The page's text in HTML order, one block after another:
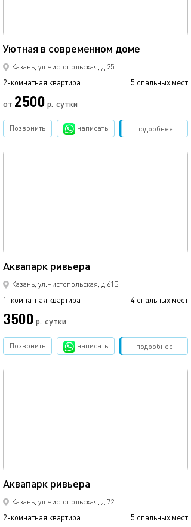
Уютная в современном доме
Казань, ул.Чистопольская, д.25
2-комнатная квартира 5 спальных мест
от 2500 р. сутки
подробнее
Позвонить написать Забронировать
Аквапарк ривьера
Казань, ул.Чистопольская, д.61Б
1-комнатная квартира 4 спальных мест
3500 р. сутки
подробнее
Позвонить написать Забронировать
Аквапарк ривьера
Казань, ул.Чистопольская, д.72
2-комнатная квартира 5 спальных мест